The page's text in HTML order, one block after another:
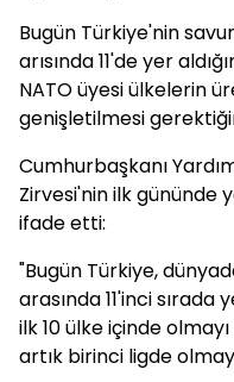
Bugün Türkiye'nin
arısında 11'de yer
NATO üyesi ülkelerin
genişletilmesi
Cumhurbaşkanı
Zirvesi'nin ilk gününde
ifade etti:
"Bugün Türkiye,
arasında 11'inci sırada
ilk 10 ülke içinde
artık birinci ligde